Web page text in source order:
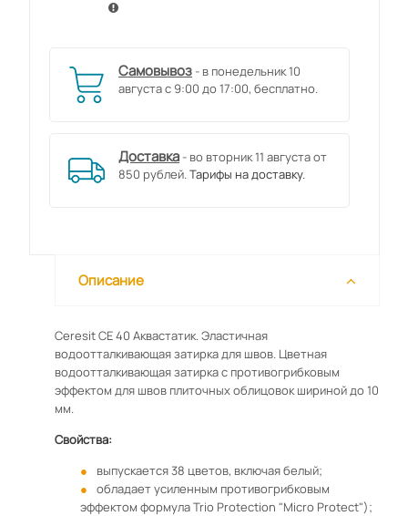
Самовывоз - в понедельник 10
августа с 9:00 до 17:00, бесплатно.
Доставка - во вторник 11 августа от
850 рублей.Тарифы на доставку.
Описание
Ceresit СЕ 40 Аквастатик. Эластичная
водоотталкивающая затирка для швов. Цветная
водоотталкивающая затирка с противогрибковым
эффектом для швов плиточных облицовок шириной до 10
мм.
Свойства:
выпускается 38 цветов, включая белый;
обладает усиленным противогрибковым
эффектом формула Trio Protection "Micro Protect");